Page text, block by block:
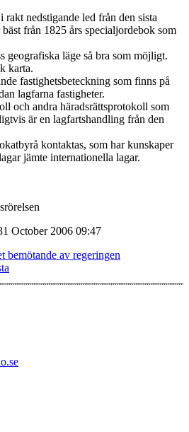
nedstigande led från den sista
från 1825 års specialjordebok som
geografiska läge så bra som möjligt.
karta.
fastighetsbeteckning som finns på
lagfarna fastigheter.
och andra häradsrättsprotokoll som
är en lagfartshandling från den
kontaktas, som har kunskaper
jämte internationella lagar.
October 2006 09:47
bemötande av regeringen